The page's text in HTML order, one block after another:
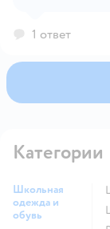
1 ответ
Категории
Школьная
одежда и
обувь